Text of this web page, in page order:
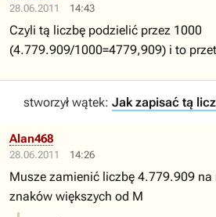
28.06.2011 14:43
Czyli tą liczbę podzielić przez 1000
(4.779.909/1000=4779,909) i to
stworzył wątek: Jak zapisać tą
28.06.2011 14:26
Alan468
Musze zamienić liczbę 4.779.909 na
znaków większych od M